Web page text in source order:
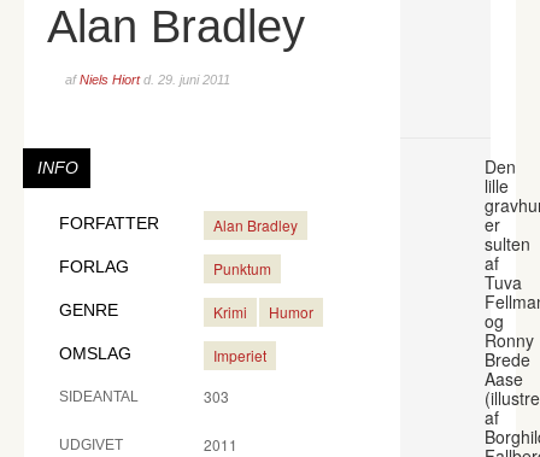
Alan Bradley
afNiels Hiortd. 29. juni 2011
INFO
FORFATTER Alan Bradley
FORLAG Punktum
GENRE Krimi Humor
OMSLAG Imperiet
SIDEANTAL 303
UDGIVET 2011
Den
lille
er
sulten
af
Tuva
og
Ronny
Brede
Aase
af